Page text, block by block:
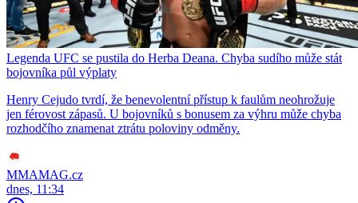
Legenda UFC se pustila do Herba Deana. Chyba sudího může stát
bojovníka půl výplaty
Henry Cejudo tvrdí, že benevolentní přístup k faulům neohrožuje
jen férovost zápasů. U bojovníků s bonusem za výhru může chyba
rozhodčího znamenat ztrátu poloviny odměny.
MMAMAG.cz
dnes, 11:34